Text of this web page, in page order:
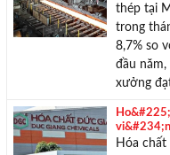
thép tại
trong
8,7% so
đầu
xưởng
Hóa